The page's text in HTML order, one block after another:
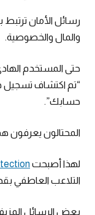
رسائل الأمان
والمال والخصوصية.
حتى المستخدم
“تم اكتشاف تسجيل
حسابك”.
المحتالون يعرفون
لهذا أصبحت
التلاعب العاطفي
بعض الرسائل